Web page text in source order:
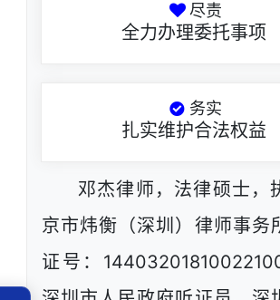
尽责
全力办理委托事项
务实
扎实维护合法权益
邓杰律师，法律硕士，
京市炜衡（深圳）律师事务
证号：